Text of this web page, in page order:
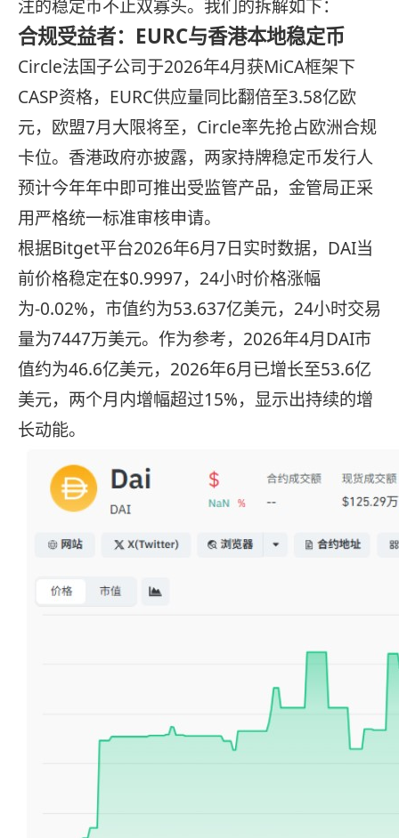
注的稳定币不止双寡头。我们的拆解如下：
合规受益者：EURC与香港本地稳定币
Circle法国子公司于2026年4月获MiCA框架下
CASP资格，EURC供应量同比翻倍至3.58亿欧
元，欧盟7月大限将至，Circle率先抢占欧洲合规
卡位。香港政府亦披露，两家持牌稳定币发行人
预计今年年中即可推出受监管产品，金管局正采
用严格统一标准审核申请。
根据Bitget平台2026年6月7日实时数据，DAI当
前价格稳定在$0.9997，24小时价格涨幅
为-0.02%，市值约为53.637亿美元，24小时交易
量为7447万美元。作为参考，2026年4月DAI市
值约为46.6亿美元，2026年6月已增长至53.6亿
美元，两个月内增幅超过15%，显示出持续的增
长动能。